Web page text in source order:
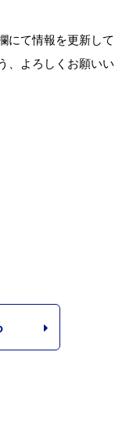
にて情報を更新して
、よろしくお願いい